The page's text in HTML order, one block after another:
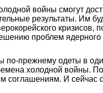
войны смогут
результаты. Им
кризисов,
проблем ядерного
по-прежнему одеты в
холодной войны.
соглашениям. И сейчас